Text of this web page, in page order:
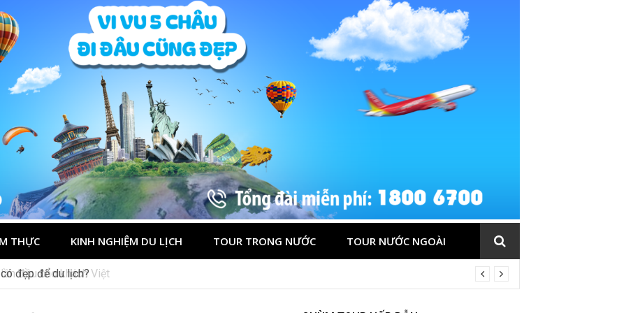
THỰC KINH NGHIỆM DU LỊCH TOUR TRONG NƯỚC TOUR NƯỚC NGOÀI
đầu cho khách Việt